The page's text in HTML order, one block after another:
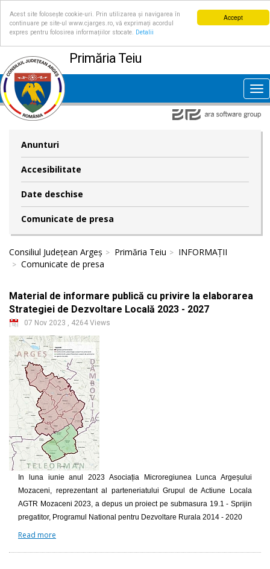
Accept
Acest site folosește cookie-uri. Prin utilizarea și navigarea în
continuare pe site-ul www.cjarges.ro, vă exprimați acordul
expres pentru folosirea informațiilor stocate.
Detalii
Primăria Teiu
Anunturi
Accesibilitate
Date deschise
Comunicate de presa
Consiliul Județean Argeș Primăria Teiu
INFORMAȚII
Comunicate de presa
Material de informare publică cu privire la elaborarea
Strategiei de Dezvoltare Locală 2023 - 2027
07 Nov 2023 , 4264 Views
In luna iunie anul 2023 Asociația Microregiunea Lunca Argeșului
Mozaceni, reprezentant al parteneriatului Grupul de Actiune Locala
AGTR Mozaceni 2023, a depus un proiect pe submasura 19.1 - Sprijin
pregatitor, Programul National pentru Dezvoltare Rurala 2014 - 2020
Read more